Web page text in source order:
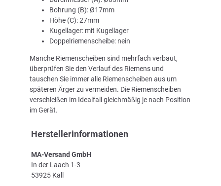
Bohrung (B): Ø17mm
Höhe (C): 27mm
Kugellager: mit Kugellager
Doppelriemenscheibe: nein
Manche Riemenscheiben sind mehrfach verbaut,
überprüfen Sie den Verlauf des Riemens und
tauschen Sie immer alle Riemenscheiben aus um
späteren Ärger zu vermeiden. Die Riemenscheiben
verschleißen im Idealfall gleichmäßig je nach Position
im Gerät.
Herstellerinformationen
MA-Versand GmbH
In der Laach 1-3
53925 Kall